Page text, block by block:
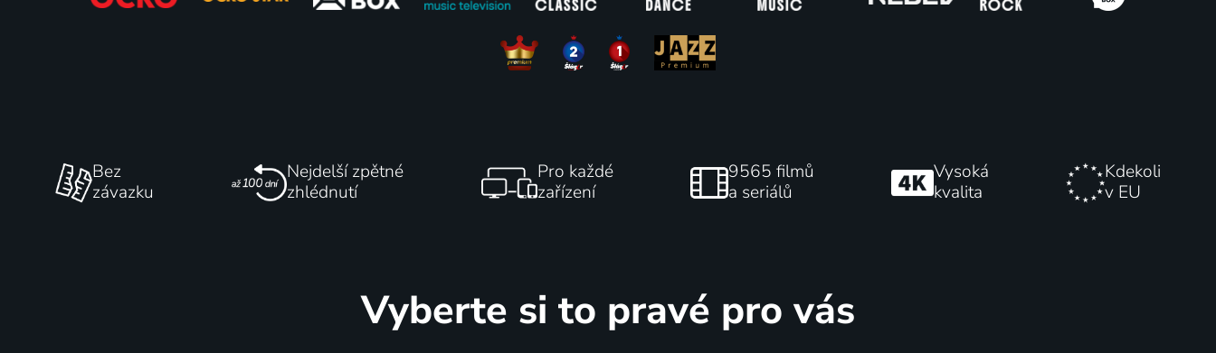
Bez
závazku
Nejdelší zpětné
zhlédnutí
Pro každé
zařízení
9565 filmů
a seriálů
Vysoká
kvalita
Kdekoli
v EU
Vyberte si to pravé pro vás